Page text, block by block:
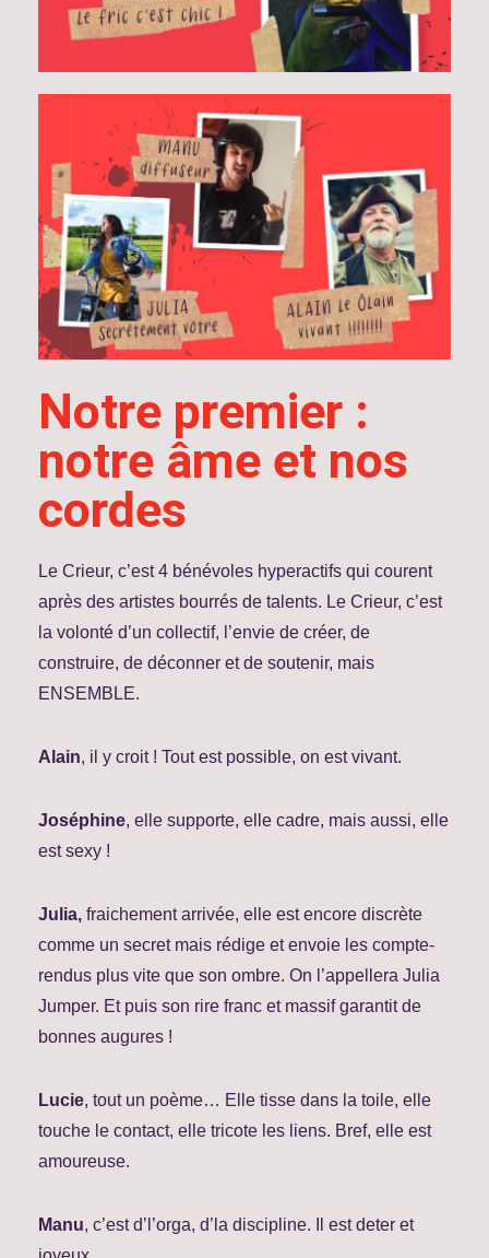
Notre premier :
notre âme et nos
cordes
Le Crieur, c’est 4 bénévoles hyperactifs qui courent
après des artistes bourrés de talents. Le Crieur, c’est
la volonté d’un collectif, l’envie de créer, de
construire, de déconner et de soutenir, mais
ENSEMBLE.
Alain, il y croit ! Tout est possible, on est vivant.
Joséphine, elle supporte, elle cadre, mais aussi, elle
est sexy !
Julia, fraichement arrivée, elle est encore discrète
comme un secret mais rédige et envoie les compte-
rendus plus vite que son ombre. On l’appellera Julia
Jumper. Et puis son rire franc et massif garantit de
bonnes augures !
Lucie, tout un poème… Elle tisse dans la toile, elle
touche le contact, elle tricote les liens. Bref, elle est
amoureuse.
Manu, c’est d’l’orga, d’la discipline. Il est deter et